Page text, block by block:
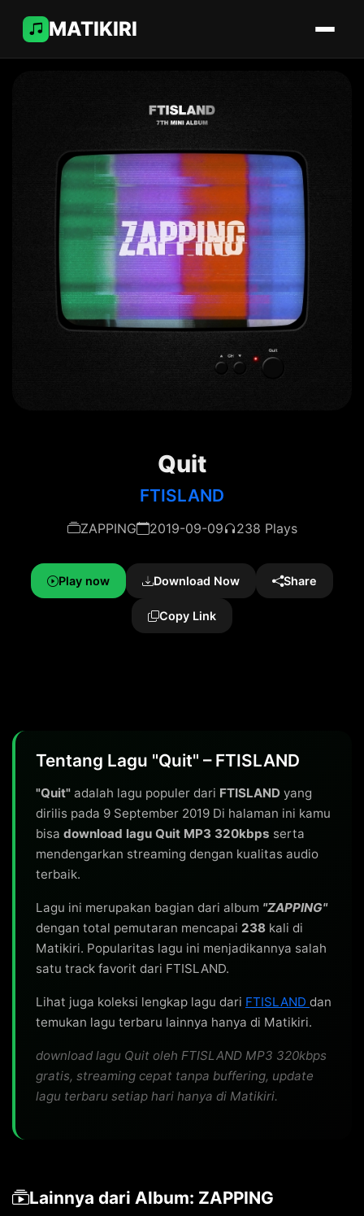
MATIKIRI
Quit
FTISLAND
ZAPPING 2019-09-09 238 Plays
Play now Download Now Share
Copy Link
Tentang Lagu "Quit" – FTISLAND
"Quit" adalah lagu populer dari FTISLAND yang
dirilis pada 9 September 2019 Di halaman ini kamu
bisa download lagu Quit MP3 320kbps serta
mendengarkan streaming dengan kualitas audio
terbaik.
Lagu ini merupakan bagian dari album "ZAPPING"
dengan total pemutaran mencapai 238 kali di
Matikiri. Popularitas lagu ini menjadikannya salah
satu track favorit dari FTISLAND.
Lihat juga koleksi lengkap lagu dari FTISLAND dan
temukan lagu terbaru lainnya hanya di Matikiri.
download lagu Quit oleh FTISLAND MP3 320kbps
gratis, streaming cepat tanpa buffering, update
lagu terbaru setiap hari hanya di Matikiri.
Lainnya dari Album: ZAPPING